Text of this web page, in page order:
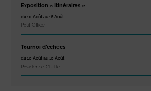
Exposition « Itinéraires »
du 10 Août au 16 Août
Petit Office
Tournoi d’échecs
du 10 Août au 10 Août
Résidence Challe